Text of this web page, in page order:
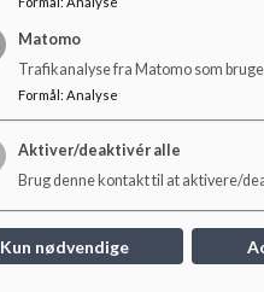
Matomo
Trafikanalyse fra Matomo som
Formål : Analyse
Aktiver/deaktivér alle
Brug denne kontakt til at aktivere/
Kun nødvendige